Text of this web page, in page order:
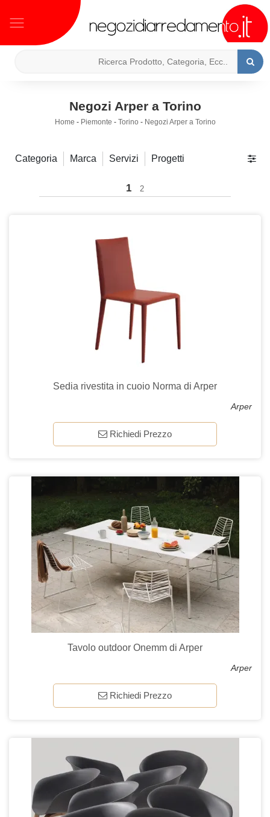
Negozi Arper a Torino
Home - Piemonte - Torino - Negozi Arper a Torino
Categoria Marca Servizi Progetti
1 2
Sedia rivestita in cuoio Norma di Arper
Arper
Richiedi Prezzo
Tavolo outdoor Onemm di Arper
Arper
Richiedi Prezzo